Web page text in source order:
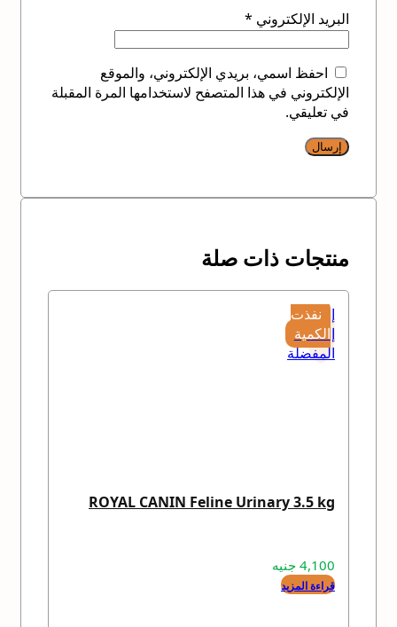
البريد الإلكتروني *
احفظ اسمي، بريدي الإلكتروني، والموقع
الإلكتروني في هذا المتصفح لاستخدامها المرة المقبلة
في تعليقي.
منتجات ذات صلة
نفذت
الكمية
إضافة
إلى
المفضلة
ROYAL CANIN Feline Urinary 3.5 kg
4,100 جنيه
قراءة المزيد